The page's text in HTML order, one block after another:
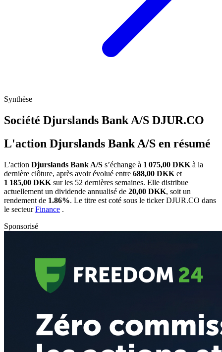
Synthèse
Société Djurslands Bank A/S DJUR.CO
L'action Djurslands Bank A/S en résumé
L'action Djurslands Bank A/S s’échange à 1 075,00 DKK à la
dernière clôture, après avoir évolué entre 688,00 DKK et
1 185,00 DKK sur les 52 dernières semaines. Elle distribue
actuellement un dividende annualisé de 20,00 DKK, soit un
rendement de 1.86%. Le titre est coté sous le tickerDJUR.CO dans
le secteurFinance .
Sponsorisé